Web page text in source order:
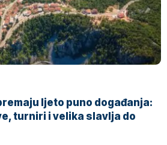
ljeto puno događanja:
turniri i velika slavlja do